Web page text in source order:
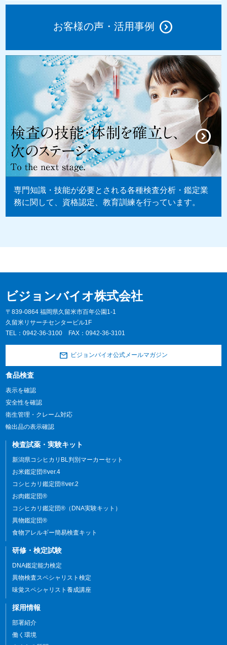
お客様の声・活用事例
専門知識・技能が必要とされる各種検査分析・鑑定業
務に関して、資格認定、教育訓練を行っています。
ビジョンバイオ株式会社
〒839-0864 福岡県久留米市百年公園1-1
久留米リサーチセンタービル1F
TEL：0942-36-3100 FAX：0942-36-3101
ビジョンバイオ公式メールマガジン
食品検査
表示を確認
安全性を確認
衛生管理・クレーム対応
輸出品の表示確認
検査試薬・実験キット
新潟県コシヒカリBL判別マーカーセット
お米鑑定団®ver.4
コシヒカリ鑑定団®ver.2
お肉鑑定団®
コシヒカリ鑑定団®（DNA実験キット）
異物鑑定団®
食物アレルギー簡易検査キット
研修・検定試験
DNA鑑定能力検定
異物検査スペシャリスト検定
味覚スペシャリスト養成講座
採用情報
部署紹介
働く環境